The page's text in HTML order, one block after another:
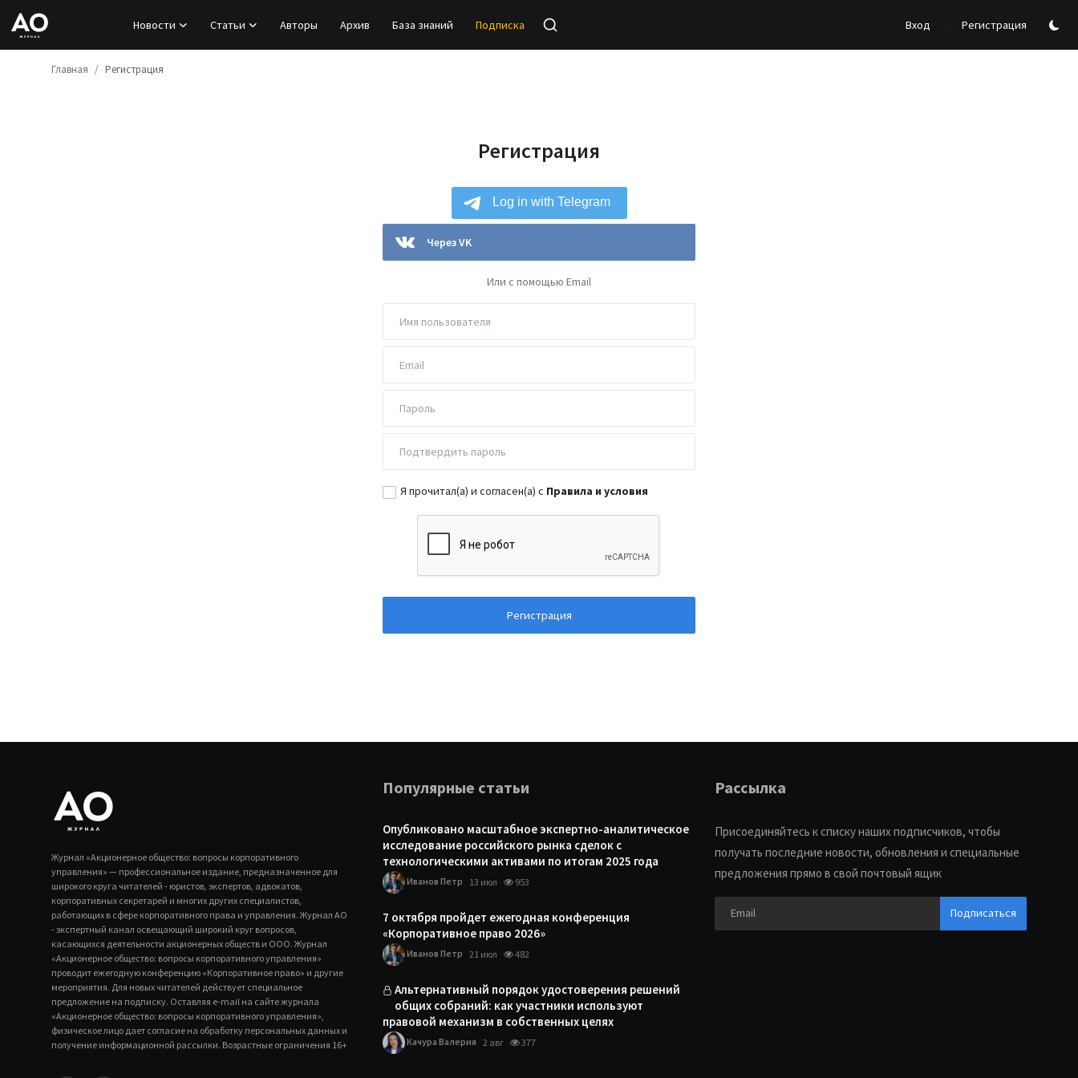
Новости Статьи Авторы Архив База знаний Подписка Вход Регистрация
Главная Регистрация
Регистрация
Через VK
Или с помощью Email
Я прочитал(а) и согласен(а) с Правила и условия
Регистрация
Журнал «Акционерное общество: вопросы корпоративного
управления» — профессиональное издание, предназначенное для
широкого круга читателей - юристов, экспертов, адвокатов,
корпоративных секретарей и многих других специалистов,
работающих в сфере корпоративного права и управления. Журнал АО
- экспертный канал освещающий широкий круг вопросов,
касающихся деятельности акционерных обществ и ООО. Журнал
«Акционерное общество: вопросы корпоративного управления»
проводит ежегодную конференцию «Корпоративное право» и другие
мероприятия. Для новых читателей действует специальное
предложение на подписку. Оставляя e-mail на сайте журнала
«Акционерное общество: вопросы корпоративного управления»,
физическое лицо дает согласие на обработку персональных данных и
получение информационной рассылки. Возрастные ограничения 16+
Популярные статьи
Опубликовано масштабное экспертно-аналитическое
исследование российского рынка сделок с
технологическими активами по итогам 2025 года
Иванов Петр 13 июл 953
7 октября пройдет ежегодная конференция
«Корпоративное право 2026»
Иванов Петр 21 июл 482
Альтернативный порядок удостоверения решений
общих собраний: как участники используют
правовой механизм в собственных целях
Качура Валерия 2 авг 377
Рассылка
Присоединяйтесь к списку наших подписчиков, чтобы
получать последние новости, обновления и специальные
предложения прямо в свой почтовый ящик
Подписаться